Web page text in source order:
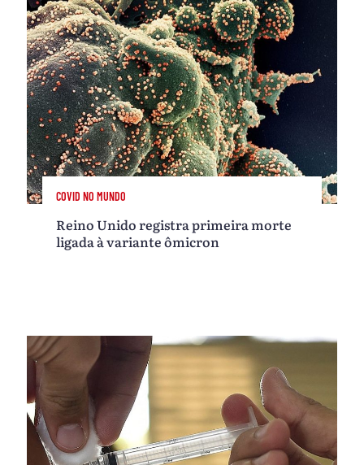
COVID NO MUNDO
Reino Unido registra primeira morte
ligada à variante ômicron